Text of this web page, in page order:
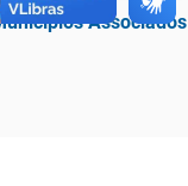
Associados